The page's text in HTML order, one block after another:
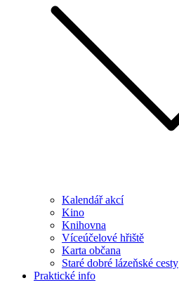
Kalendář akcí
Kino
Knihovna
Víceúčelové hřiště
Karta občana
Staré dobré lázeňské cesty
Praktické info